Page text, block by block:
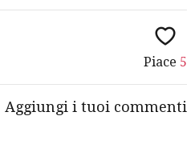
Piace 5
Aggiungi i tuoi commenti